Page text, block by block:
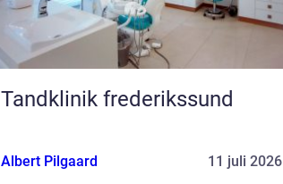
Tandklinik frederikssund
Albert Pilgaard 11 juli 2026